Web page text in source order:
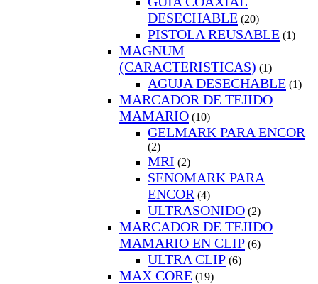
DESECHABLE (20)
PISTOLA REUSABLE (1)
MAGNUM
(CARACTERISTICAS) (1)
AGUJA DESECHABLE (1)
MARCADOR DE TEJIDO
MAMARIO (10)
GELMARK PARA ENCOR
(2)
MRI (2)
SENOMARK PARA
ENCOR (4)
ULTRASONIDO (2)
MARCADOR DE TEJIDO
MAMARIO EN CLIP (6)
ULTRA CLIP (6)
MAX CORE (19)